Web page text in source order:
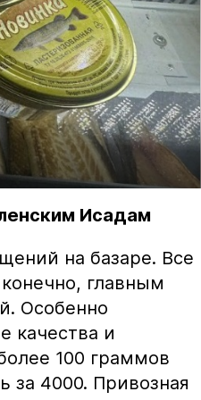
Исадам
на базаре. Все
главным
Особенно
качества и
100 граммов
за 4000. Привозная